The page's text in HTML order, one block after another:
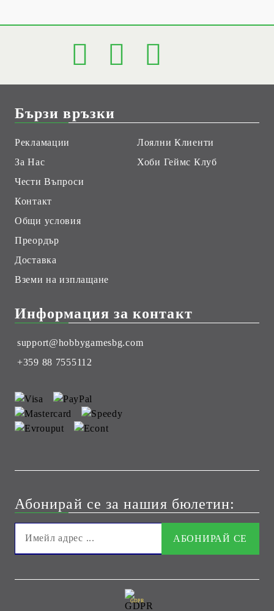
Бързи връзки
Рекламации
За Нас
Чести Въпроси
Контакт
Общи условия
Преордър
Доставка
Вземи на изплащане
Лоялни Клиенти
Хоби Геймс Клуб
Информация за контакт
support@hobbygamesbg.com
+359 88 7555112
Абонирай се за нашия бюлетин:
GDPR